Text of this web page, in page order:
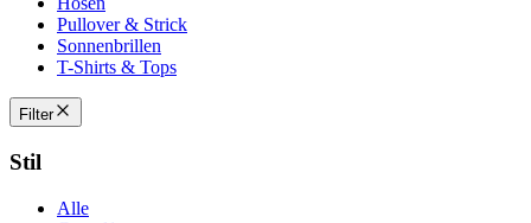
Pullover & Strick
Sonnenbrillen
T-Shirts & Tops
Filter
Stil
Alle